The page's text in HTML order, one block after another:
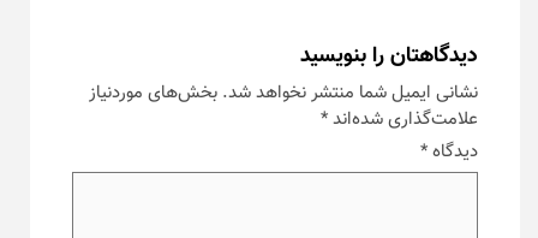
دیدگاهتان را بنویسید
نشانی ایمیل شما منتشر نخواهد شد. بخش‌های موردنیاز
علامت‌گذاری شده‌اند*
دیدگاه*